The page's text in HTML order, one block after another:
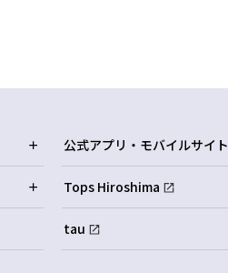
公式アプリ・モバイルサイト
Tops Hiroshima
tau